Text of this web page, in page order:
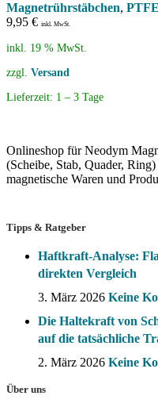
Magnetrührstäbchen,
9,95 € inkl. MwSt.
inkl. 19 % MwSt.
zzgl. Versand
Lieferzeit: 1 – 3 Tage
Onlineshop für Neodym
(Scheibe, Stab, Quader,
magnetische Waren und
Tipps & Ratgeber
Haftkraft-Analyse:
direkten Vergleich
3. März 2026 Keine
Die Haltekraft von
auf die tatsächliche
2. März 2026 Keine
Über uns